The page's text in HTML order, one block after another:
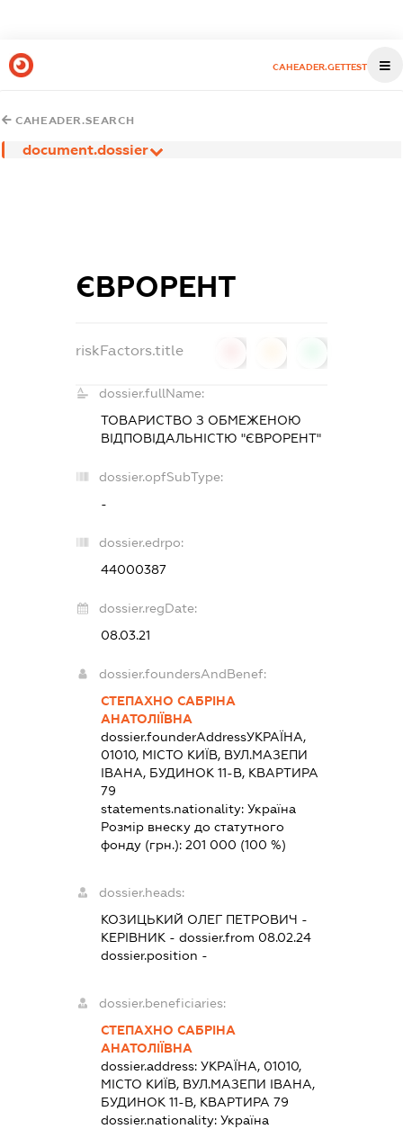
CAHEADER.GETTEST
CAHEADER.SEARCH
document.dossier
ЄВРОРЕНТ
riskFactors.title
dossier.fullName:
ТОВАРИСТВО З ОБМЕЖЕНОЮ
ВІДПОВІДАЛЬНІСТЮ "ЄВРОРЕНТ"
dossier.opfSubType:
-
dossier.edrpo:
44000387
dossier.regDate:
08.03.21
dossier.foundersAndBenef:
СТЕПАХНО САБРІНА
АНАТОЛІЇВНА
dossier.founderAddressУКРАЇНА,
01010, МІСТО КИЇВ, ВУЛ.МАЗЕПИ
ІВАНА, БУДИНОК 11-В, КВАРТИРА
79
statements.nationality: Україна
Розмір внеску до статутного
фонду (грн.): 201 000 (100 %)
dossier.heads:
КОЗИЦЬКИЙ ОЛЕГ ПЕТРОВИЧ -
КЕРІВНИК- dossier.from 08.02.24
dossier.position -
dossier.beneficiaries:
СТЕПАХНО САБРІНА
АНАТОЛІЇВНА
dossier.address: УКРАЇНА, 01010,
МІСТО КИЇВ, ВУЛ.МАЗЕПИ ІВАНА,
БУДИНОК 11-В, КВАРТИРА 79
dossier.nationality: Україна